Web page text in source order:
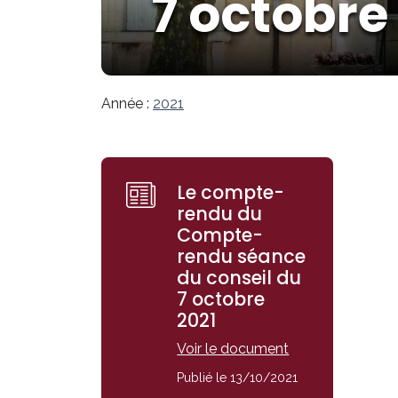
7 octobre
Année : 2021
Le compte-
rendu du
Compte-
rendu séance
du conseil du
7 octobre
2021
Voir le document
Publié le 13/10/2021